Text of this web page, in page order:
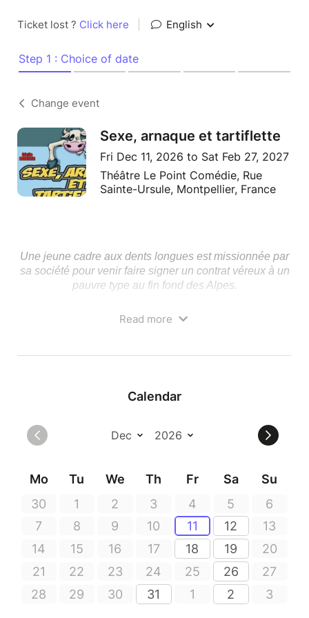
Ticket lost ? Click here English
Step 1 : Choice of date
Change event
Sexe, arnaque et tartiflette
Fri Dec 11, 2026 to Sat Feb 27, 2027
Théâtre Le Point Comédie, Rue
Sainte-Ursule, Montpellier, France
Une jeune cadre aux dents longues est missionnée par
sa société pour venir faire signer un contrat véreux à un
pauvre type au fin fond des Alpes.
stratagèmes possibles et inimaginables pour arriver à
va changer le cours de son scénario et la contraindre à
Read more
Calendar
Mo Tu We Th Fr Sa
Su
30
1 2 3 4 5
6
7
8 9 10 11 12
13
14
15 16 17 18 19
20
21
22 23 24 25 26
27
28
29 30 31 1 2 3